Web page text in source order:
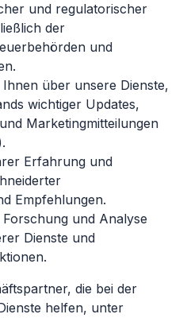
und regulatorischer
der
und
über unsere Dienste,
wichtiger Updates,
Marketingmitteilungen
Erfahrung und
Empfehlungen.
und Analyse
Dienste und
die bei der
helfen, unter